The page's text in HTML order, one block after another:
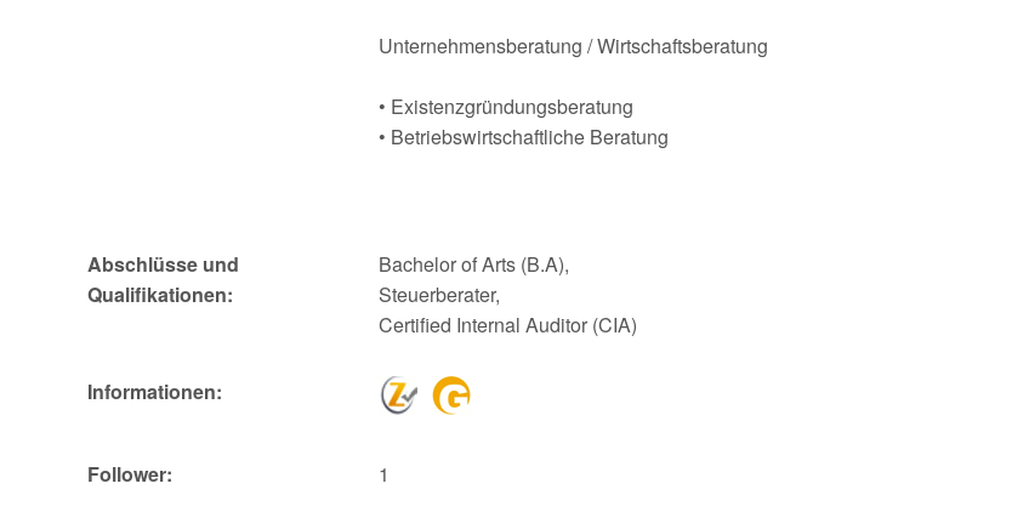
Unternehmensberatung / Wirtschaftsberatung
• Existenzgründungsberatung
• Betriebswirtschaftliche Beratung
Abschlüsse und
Qualifikationen:
Bachelor of Arts (B.A),
Steuerberater,
Certified Internal Auditor (CIA)
Informationen:
Follower: 1